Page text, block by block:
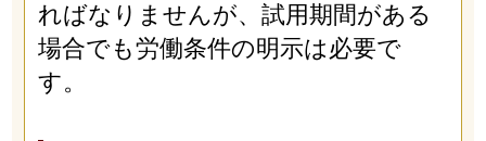
ればなりませんが、試用期間がある
場合でも労働条件の明示は必要で
す。